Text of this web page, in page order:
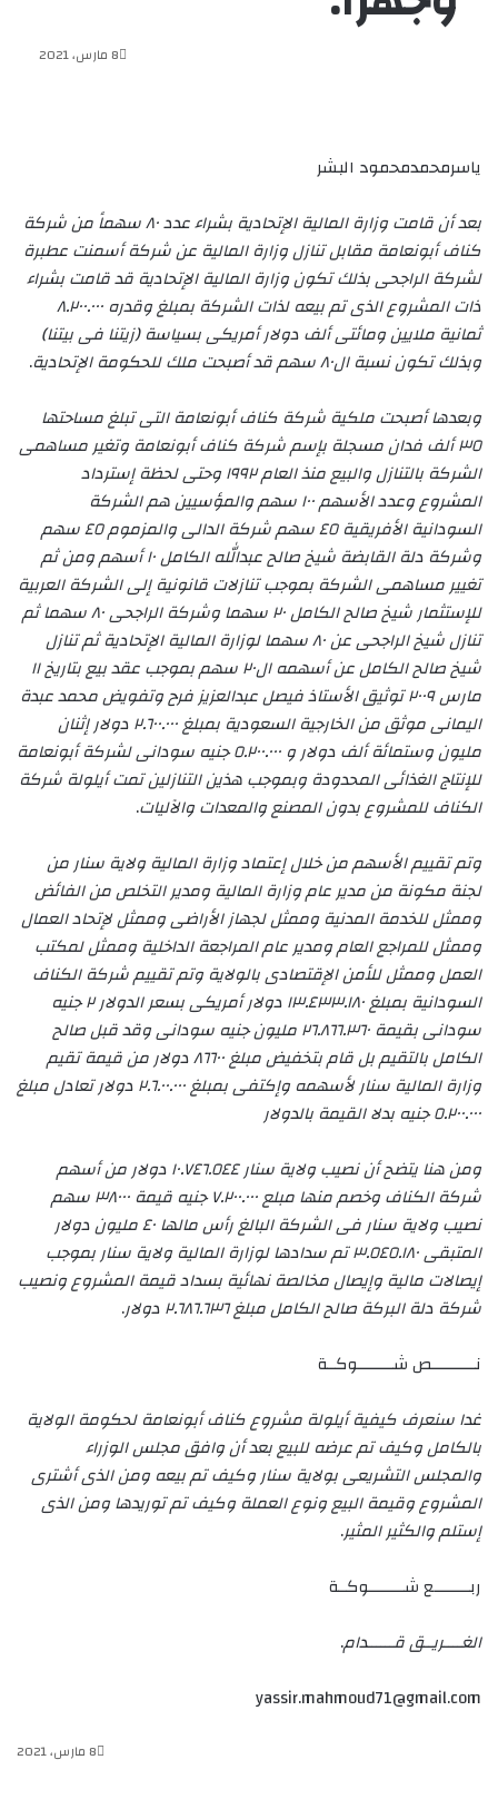
8 مارس، 2021
ياسرمحمدمحمود البشر
بعد أن قامت وزارة المالية الإتحادية بشراء عدد ٨٠ سهماً من شركة
كناف أبونعامة مقابل تنازل وزارة المالية عن شركة أسمنت عطبرة
لشركة الراجحى بذلك تكون وزارة المالية الإتحادية قد قامت بشراء
ذات المشروع الذى تم بيعه لذات الشركة بمبلغ وقدره ٨.٢٠٠.٠٠٠
ثمانية ملايين ومائتى ألف دولار أمريكى بسياسة (زيتنا فى بيتنا)
وبذلك تكون نسبة ال٨٠ سهم قد أصبحت ملك للحكومة الإتحادية
.
وبعدها أصبحت ملكية شركة كناف أبونعامة التى تبلغ مساحتها
٣٥ ألف فدان مسجلة بإسم شركة كناف أبونعامة وتغير مساهمى
الشركة بالتنازل والبيع منذ العام ١٩٩٢ وحتى لحظة إسترداد
المشروع وعدد الأسهم ١٠٠ سهم والمؤسيين هم الشركة
السودانية الأفريقية ٤٥ سهم شركة الدالى والمزموم ٤٥ سهم
وشركة دلة القابضة شيخ صالح عبدالله الكامل ١٠ أسهم ومن ثم
تغيير مساهمى الشركة بموجب تنازلات قانونية إلى الشركة العربية
للإستثمار شيخ صالح الكامل ٢٠ سهما وشركة الراجحى ٨٠ سهما ثم
تنازل شيخ الراجحى عن ٨٠ سهما لوزارة المالية الإتحادية ثم تنازل
شيخ صالح الكامل عن أسهمه ال٢٠ سهم بموجب عقد بيع بتاريخ ١١
مارس ٢٠٠٩ توثيق الأستاذ فيصل عبدالعزيز فرح وتفويض محمد عبدة
اليمانى موثق من الخارجية السعودية بمبلغ ٢.٦٠٠.٠٠٠ دولار إثنان
مليون وستمائة ألف دولار و ٥.٢٠٠.٠٠٠ جنيه سودانى لشركة أبونعامة
للإنتاج الغذائى المحدودة وبموجب هذين التنازلين تمت أيلولة شركة
الكناف للمشروع بدون المصنع والمعدات والآليات.
وتم تقييم الأسهم من خلال إعتماد وزارة المالية ولاية سنار من
لجنة مكونة من مدير عام وزارة المالية ومدير التخلص من الفائض
وممثل للخدمة المدنية وممثل لجهاز الأراضى وممثل لإتحاد العمال
وممثل للمراجع العام ومدير عام المراجعة الداخلية وممثل لمكتب
العمل وممثل للأمن الإقتصادى بالولاية وتم تقييم شركة الكناف
السودانية بمبلغ ١٣.٤٣٣.١٨٠ دولار أمريكى بسعر الدولار ٢ جنيه
سودانى بقيمة ٢٦.٨٦٦.٣٦٠ مليون جنيه سودانى وقد قبل صالح
الكامل بالتقيم بل قام بتخفيض مبلغ ٨٦٦٠٠ دولار من قيمة تقيم
وزارة المالية سنار لأسهمه وإكتفى بمبلغ ٢.٦.٠٠.٠٠٠ دولار تعادل مبلغ
٥.٢٠٠.٠٠٠ جنيه بدلا القيمة بالدولار
ومن هنا يتضح أن نصيب ولاية سنار ١٠.٧٤٦.٥٤٤ دولار من أسهم
شركة الكناف وخصم منها مبلع ٧.٢٠٠.٠٠٠ جنيه قيمة ٣٨٠٠٠ سهم
نصيب ولاية سنار فى الشركة البالغ رأس مالها ٤٠ مليون دولار
المتبقى ٣.٥٤٥.١٨٠ تم سدادها لوزارة المالية ولاية سنار بموجب
إيصالات مالية وإيصال مخالصة نهائية بسداد قيمة المشروع ونصيب
شركة دلة البركة صالح الكامل مبلغ ٢.٦٨٦.٦٣٦ دولار
.
نــــــــــص شــــــــوكــة
غدا سنعرف كيفية أيلولة مشروع كناف أبونعامة لحكومة الولاية
بالكامل وكيف تم عرضه للبيع بعد أن وافق مجلس الوزراء
والمجلس التشريعى بولاية سنار وكيف تم بيعه ومن الذى أشترى
المشروع وقيمة البيع ونوع العملة وكيف تم توريدها ومن الذى
إستلم والكثير المثير.
ربــــــــع شــــــــوكــة
الغــــريــق قــــــدام.
yassir.mahmoud71@gmail.com
8 مارس، 2021